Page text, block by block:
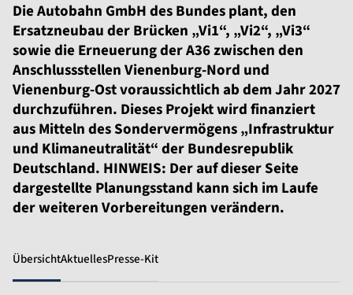
Die Autobahn GmbH des Bundes plant, den
Ersatzneubau der Brücken „Vi1“, „Vi2“, „Vi3“
sowie die Erneuerung der A36 zwischen den
Anschlussstellen Vienenburg-Nord und
Vienenburg-Ost voraussichtlich ab dem Jahr 2027
durchzuführen. Dieses Projekt wird finanziert
aus Mitteln des Sondervermögens „Infrastruktur
und Klimaneutralität“ der Bundesrepublik
Deutschland. HINWEIS: Der auf dieser Seite
dargestellte Planungsstand kann sich im Laufe
der weiteren Vorbereitungen verändern.
ÜbersichtAktuellesPresse-Kit